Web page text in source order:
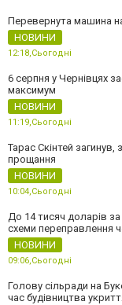
Перевернута машина
НОВИНИ
12:18,Сьогодні
6 серпня у Чернівцях
максимум
НОВИНИ
11:19,Сьогодні
Тарас Скінтей загинув,
прощання
НОВИНИ
10:04,Сьогодні
До 14 тисяч доларів за
схеми переправлення
НОВИНИ
09:06,Сьогодні
Голову сільради на
час будівництва